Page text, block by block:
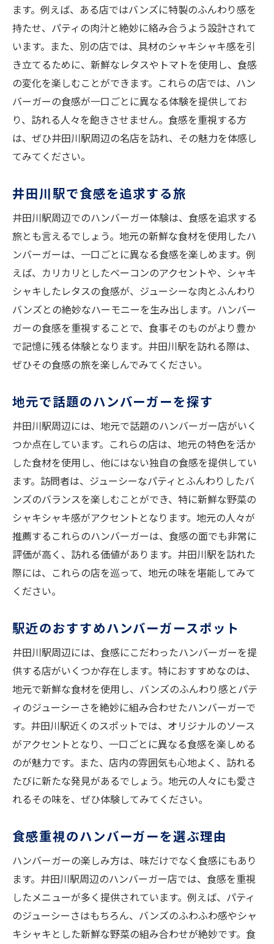
ます。例えば、ある店ではバンズに特製のふんわり感を
持たせ、パティの肉汁と絶妙に絡み合うよう設計されて
います。また、別の店では、具材のシャキシャキ感を引
き立てるために、新鮮なレタスやトマトを使用し、食感
の変化を楽しむことができます。これらの店では、ハン
バーガーの食感が一口ごとに異なる体験を提供してお
り、訪れる人々を飽きさせません。食感を重視する方
は、ぜひ井田川駅周辺の名店を訪れ、その魅力を体感し
てみてください。
井田川駅で食感を追求する旅
井田川駅周辺でのハンバーガー体験は、食感を追求する
旅とも言えるでしょう。地元の新鮮な食材を使用したハ
ンバーガーは、一口ごとに異なる食感を楽しめます。例
えば、カリカリとしたベーコンのアクセントや、シャキ
シャキしたレタスの食感が、ジューシーな肉とふんわり
バンズとの絶妙なハーモニーを生み出します。ハンバー
ガーの食感を重視することで、食事そのものがより豊か
で記憶に残る体験となります。井田川駅を訪れる際は、
ぜひその食感の旅を楽しんでみてください。
地元で話題のハンバーガーを探す
井田川駅周辺には、地元で話題のハンバーガー店がいく
つか点在しています。これらの店は、地元の特色を活か
した食材を使用し、他にはない独自の食感を提供してい
ます。訪問者は、ジューシーなパティとふんわりしたバ
ンズのバランスを楽しむことができ、特に新鮮な野菜の
シャキシャキ感がアクセントとなります。地元の人々が
推薦するこれらのハンバーガーは、食感の面でも非常に
評価が高く、訪れる価値があります。井田川駅を訪れた
際には、これらの店を巡って、地元の味を堪能してみて
ください。
駅近のおすすめハンバーガースポット
井田川駅周辺には、食感にこだわったハンバーガーを提
供する店がいくつか存在します。特におすすめなのは、
地元で新鮮な食材を使用し、バンズのふんわり感とパテ
ィのジューシーさを絶妙に組み合わせたハンバーガーで
す。井田川駅近くのスポットでは、オリジナルのソース
がアクセントとなり、一口ごとに異なる食感を楽しめる
のが魅力です。また、店内の雰囲気も心地よく、訪れる
たびに新たな発見があるでしょう。地元の人々にも愛さ
れるその味を、ぜひ体験してみてください。
食感重視のハンバーガーを選ぶ理由
ハンバーガーの楽しみ方は、味だけでなく食感にもあり
ます。井田川駅周辺のハンバーガー店では、食感を重視
したメニューが多く提供されています。例えば、パティ
のジューシーさはもちろん、バンズのふわふわ感やシャ
キシャキとした新鮮な野菜の組み合わせが絶妙です。食